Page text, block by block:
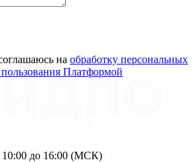
на обработку персональных
Платформой
10:00 до 16:00 (МСК)